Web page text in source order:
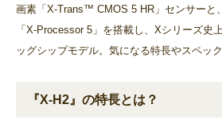
画素「X-Trans™ CMOS 5 HR」センサーと
「X-Processor 5」を搭載し、Xシリーズ史
ッグシップモデル。気になる特長やスペッ
『X-H2』の特長とは？